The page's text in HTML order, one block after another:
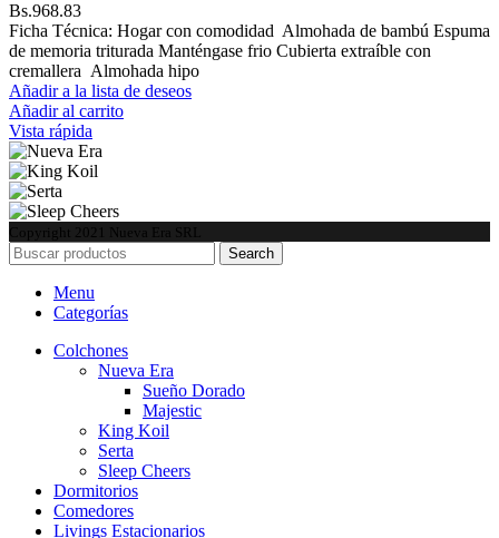
Bs.968.83
Ficha Técnica: Hogar con comodidad Almohada de bambú Espuma
de memoria triturada Manténgase frio Cubierta extraíble con
cremallera Almohada hipo
Añadir a la lista de deseos
Añadir al carrito
Vista rápida
Copyright 2021 Nueva Era SRL
Search
Menu
Categorías
Colchones
Nueva Era
Sueño Dorado
Majestic
King Koil
Serta
Sleep Cheers
Dormitorios
Comedores
Livings Estacionarios